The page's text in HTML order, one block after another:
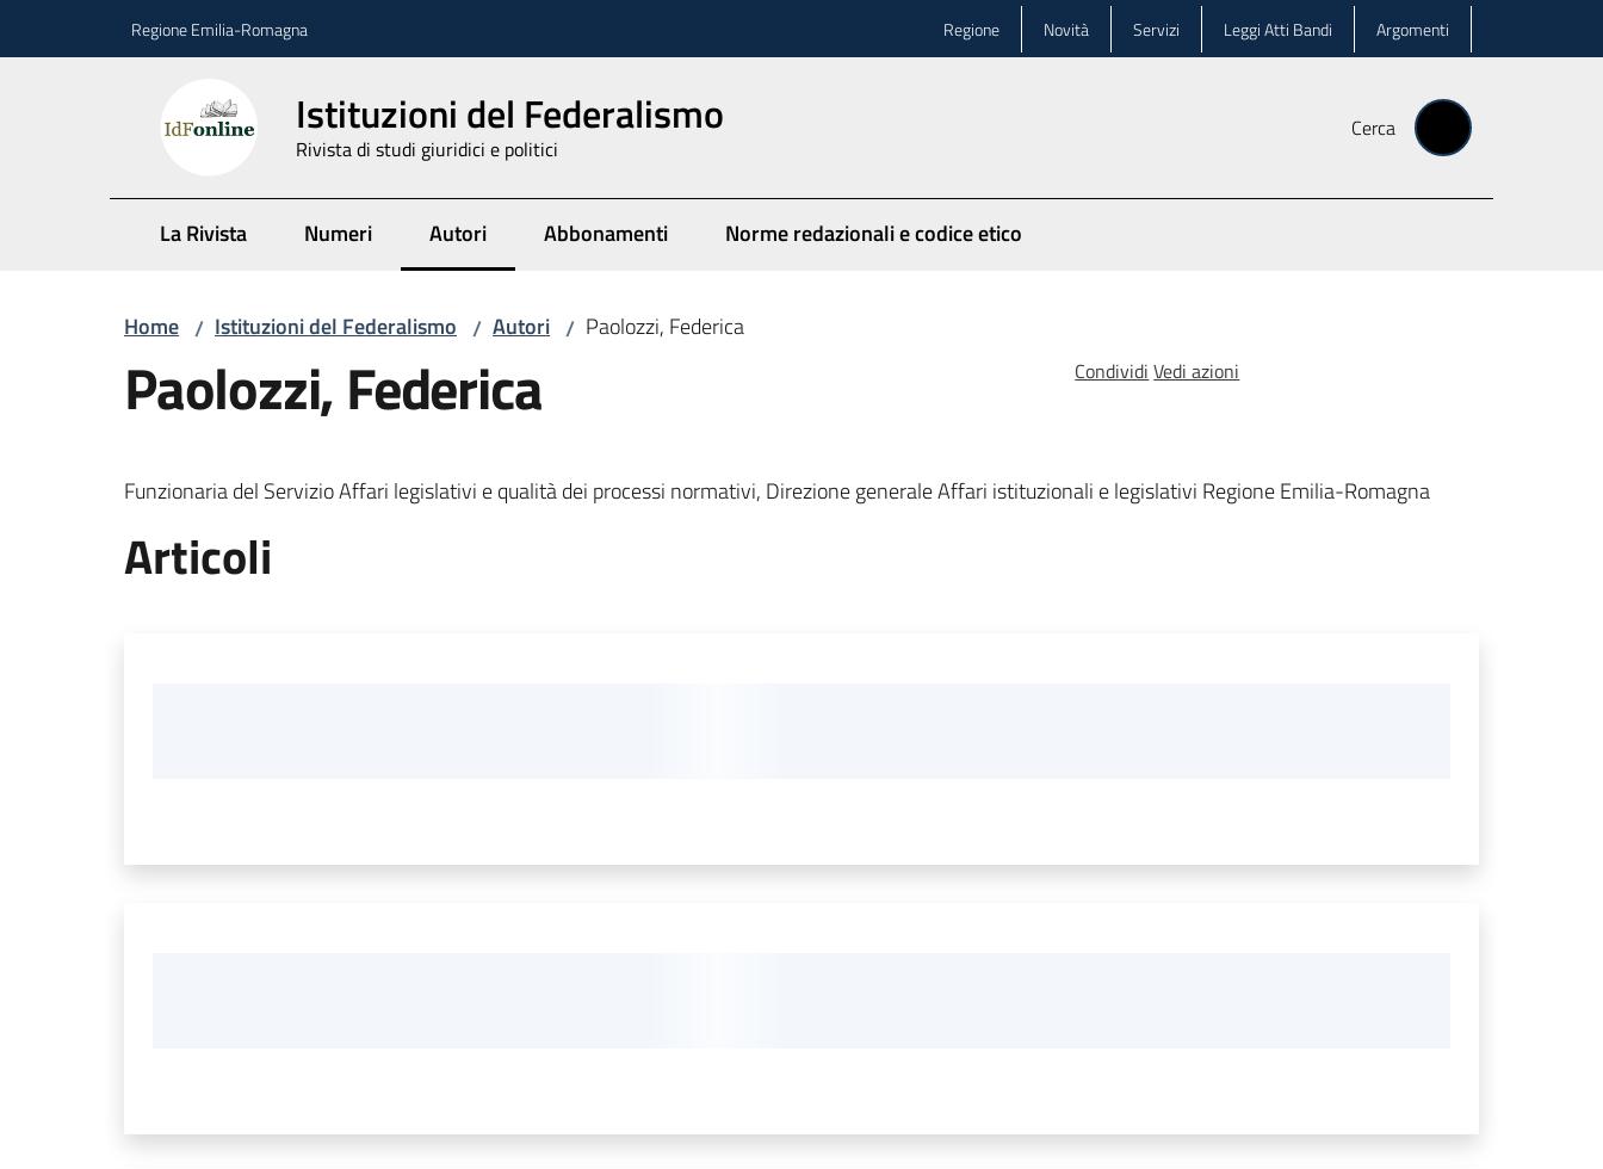
Regione Emilia-Romagna Regione Novità Servizi Leggi Atti Bandi Argomenti
Istituzioni del Federalismo
Rivista di studi giuridici e politici
Cerca
La Rivista Numeri Autori
Menu selezionatoAbbonamenti Norme redazionali e codice etico
Home / Istituzioni del Federalismo / Autori / Paolozzi, Federica
Paolozzi, Federica Condividi Vedi azioni
Funzionaria del Servizio Affari legislativi e qualità dei processi normativi, Direzione generale Affari istituzionali e legislativi Regione Emilia-Romagna
Articoli